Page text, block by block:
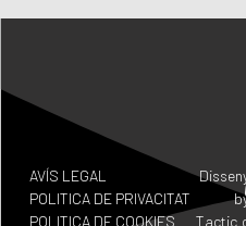
AVÍS LEGAL
POLITICA DE PRIVACITAT
POLITICA DE COOKIES